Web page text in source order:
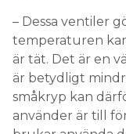
– Dessa ventiler
temperaturen
är tät. Det är en
är betydligt
småkryp kan
använder är till